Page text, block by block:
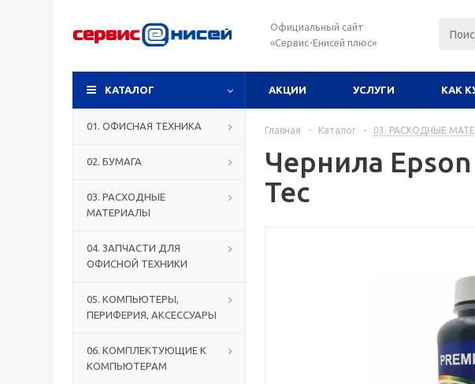
Официальный сайт
«Сервис-Енисей плюс»
КАТАЛОГ АКЦИИ УСЛУГИ КАК
01. ОФИСНАЯ ТЕХНИКА
02. БУМАГА
03. РАСХОДНЫЕ
МАТЕРИАЛЫ
04. ЗАПЧАСТИ ДЛЯ
ОФИСНОЙ ТЕХНИКИ
05. КОМПЬЮТЕРЫ,
ПЕРИФЕРИЯ, АКСЕССУАРЫ
06. КОМПЛЕКТУЮЩИЕ К
КОМПЬЮТЕРАМ
Главная - Каталог - 03. РАСХОДНЫЕ
Чернила
Tec